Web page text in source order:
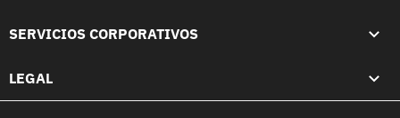
SERVICIOS CORPORATIVOS
LEGAL